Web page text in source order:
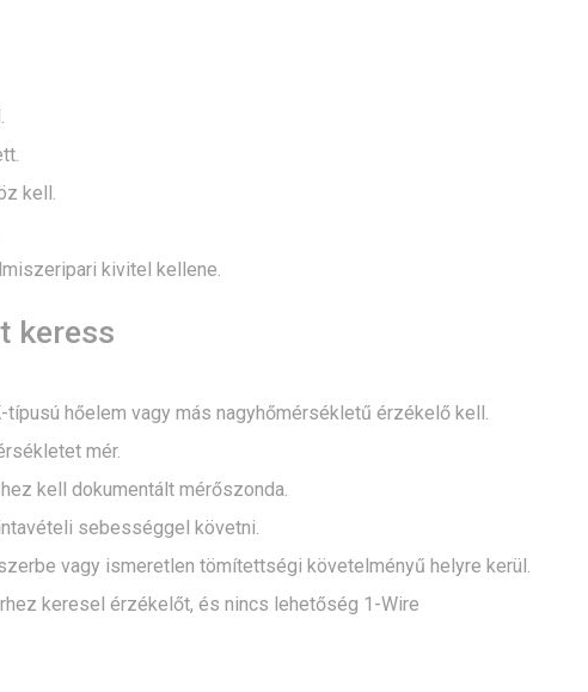
kell.
kivitel kellene.
keress
hőelem vagy más nagyhőmérsékletű érzékelő kell.
mér.
kell dokumentált mérőszonda.
sebességgel követni.
vagy ismeretlen tömítettségi követelményű helyre kerül.
keresel érzékelőt, és nincs lehetőség 1-Wire